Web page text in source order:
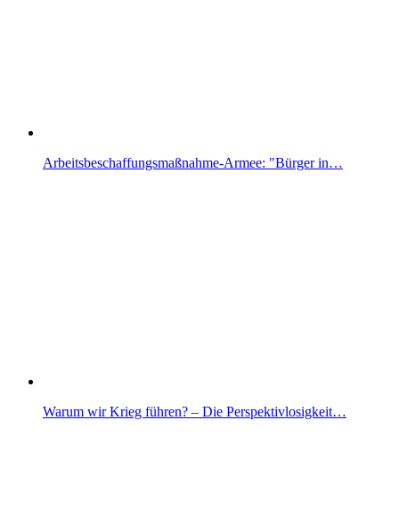
Arbeitsbeschaffungsmaßnahme-Armee: "Bürger in…
Warum wir Krieg führen? – Die Perspektivlosigkeit…